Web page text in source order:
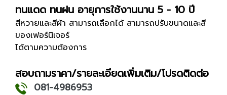
ทนแดด ทนฝน อายุการใช้งานนาน 5 - 10 ปี
สีหวายและสีผ้า สามารถเลือกได้ สามารถปรับขนาดและสี
ของเฟอร์นิเจอร์
ได้ตามความต้องการ
สอบถามราคา/รายละเอียดเพิ่มเติม/โปรดติดต่อ
081-4986953